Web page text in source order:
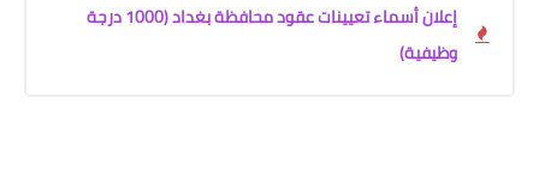
إعلان أسماء تعيينات عقود محافظة بغداد (1000 درجة
وظيفية)